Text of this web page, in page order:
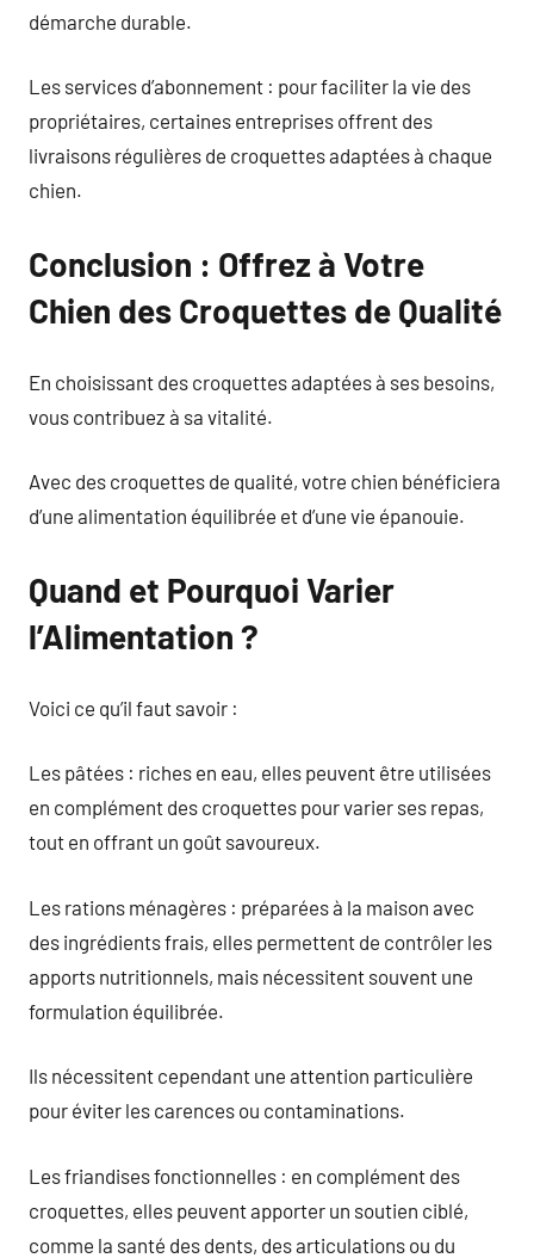
démarche durable.
Les services d’abonnement : pour faciliter la vie des
propriétaires, certaines entreprises offrent des
livraisons régulières de croquettes adaptées à chaque
chien.
Conclusion : Offrez à Votre
Chien des Croquettes de Qualité
En choisissant des croquettes adaptées à ses besoins,
vous contribuez à sa vitalité.
Avec des croquettes de qualité, votre chien bénéficiera
d’une alimentation équilibrée et d’une vie épanouie.
Quand et Pourquoi Varier
l’Alimentation ?
Voici ce qu’il faut savoir :
Les pâtées : riches en eau, elles peuvent être utilisées
en complément des croquettes pour varier ses repas,
tout en offrant un goût savoureux.
Les rations ménagères : préparées à la maison avec
des ingrédients frais, elles permettent de contrôler les
apports nutritionnels, mais nécessitent souvent une
formulation équilibrée.
Ils nécessitent cependant une attention particulière
pour éviter les carences ou contaminations.
Les friandises fonctionnelles : en complément des
croquettes, elles peuvent apporter un soutien ciblé,
comme la santé des dents, des articulations ou du